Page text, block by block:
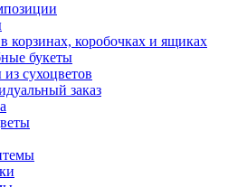
корзинах, коробочках и ящиках
букеты
сухоцветов
заказ